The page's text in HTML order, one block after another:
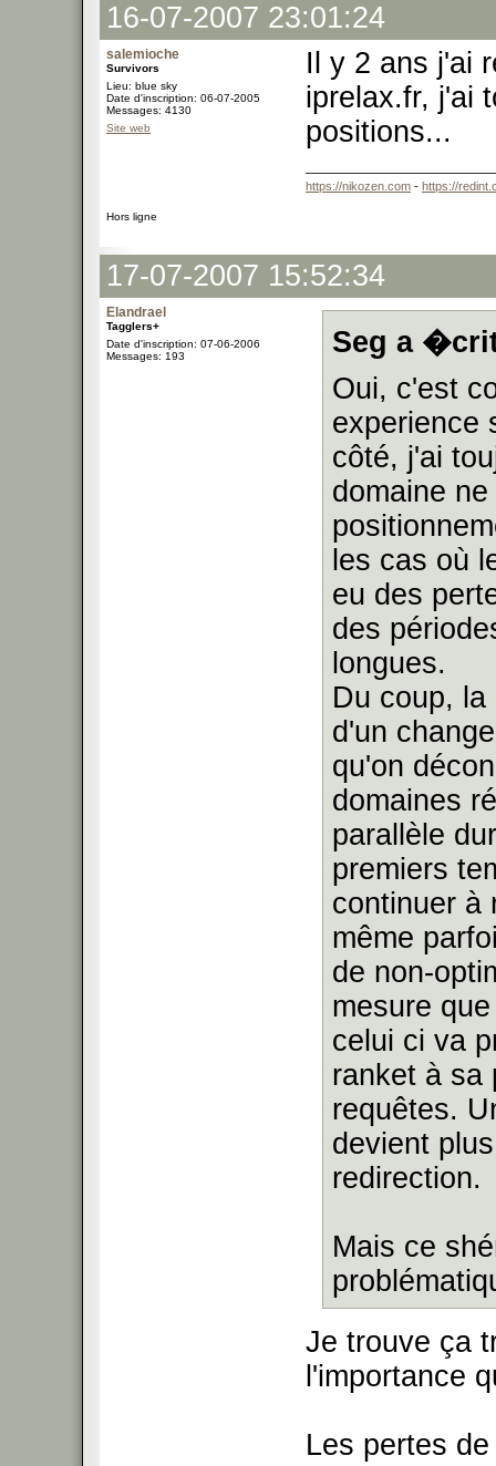
16-07-2007 23:01:24
salemioche
Survivors
Lieu: blue sky
Date d'inscription: 06-07-2005
Messages: 4130
Site web
Il y 2 ans j'ai
iprelax.fr, j'ai
positions...
https://nikozen.com - https://
Hors ligne
17-07-2007 15:52:34
Elandrael
Tagglers+
Date d'inscription: 07-06-2006
Messages: 193
Seg a
Oui, c'est
experience
côté, j'ai
domaine
les cas où
eu des
des
longues.
Du coup,
d'un
qu'on
domaines
parallèle
premiers
continuer à
même
de non-
mesure
celui ci va
ranket à sa
requêtes.
devient
redirection.
Mais ce
Je trouve ça
l'importance
Les pertes